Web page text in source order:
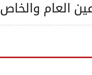
العام والخاص